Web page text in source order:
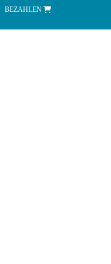
BEZAHLEN